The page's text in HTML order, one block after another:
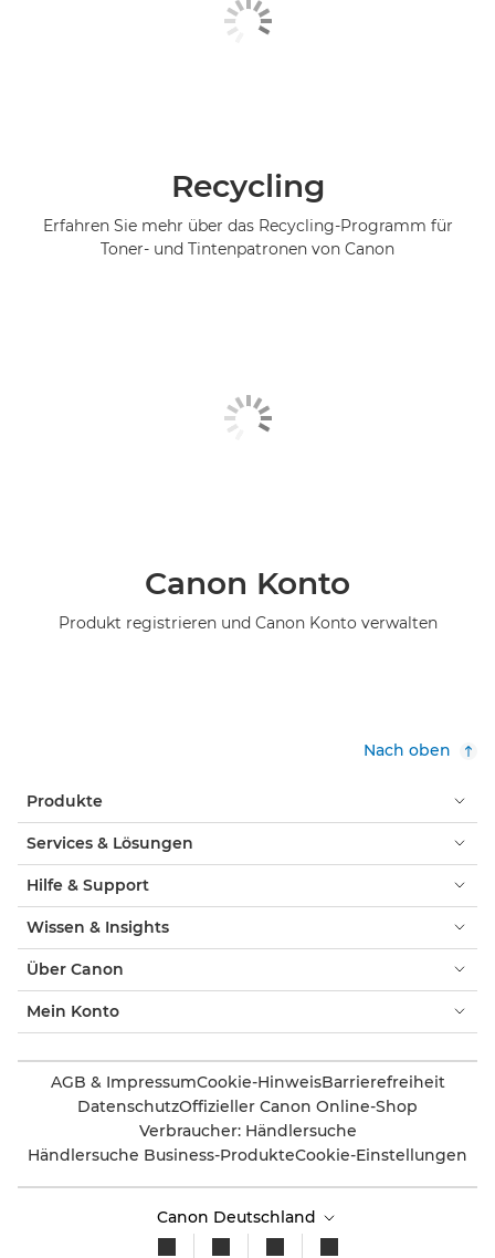
Recycling
Erfahren Sie mehr über das Recycling-Programm für
Toner- und Tintenpatronen von Canon
Canon Konto
Produkt registrieren und Canon Konto verwalten
Nach oben
Produkte
Services & Lösungen
Hilfe & Support
Wissen & Insights
Über Canon
Mein Konto
AGB & ImpressumCookie-HinweisBarrierefreiheit
DatenschutzOffizieller Canon Online-Shop
Verbraucher: Händlersuche
Händlersuche Business-ProdukteCookie-Einstellungen
Canon Deutschland